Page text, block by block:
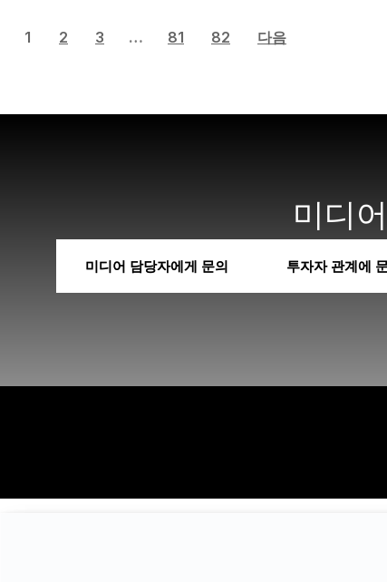
1 2 3 … 81 82 다음
미디
미디어 담당자에게 문의 투자자 관계에